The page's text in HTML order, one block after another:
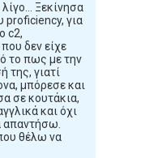
Ξεκίνησα
proficiency, για
c2,
δεν είχε
το πως με την
της, γιατί
μπόρεσε και
σε κουτάκια,
και όχι
απαντήσω.
θέλω να